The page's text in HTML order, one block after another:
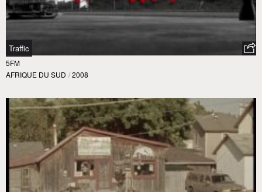
Traffic
5FM
AFRIQUE DU SUD / 2008